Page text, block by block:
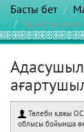
Басты бет
Төлеби қажы
облысы бойынша